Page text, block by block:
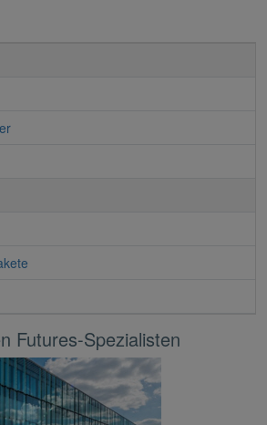
Futures-Spezialisten